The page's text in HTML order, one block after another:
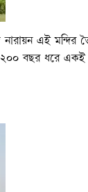
এই মন্দির
২০০ বছর ধরে